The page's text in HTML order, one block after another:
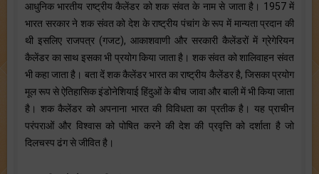
आधुनिक भारतीय राष्ट्रीय कैलेंडर को शक संवत के नाम से जाता है। 1957 में
भारत सरकार ने शक संवत को देश के राष्ट्रीय पंचांग के रूप में मान्यता प्रदान की
थी इसलिए राजपत्र (गजट), आकाशवाणी और सरकारी कैलेंडरों में ग्रेगेरियन
कैलेंडर का साथ इसका भी प्रयोग किया जाता है। शक संवत को शालिवाहन संवत
भी कहा जाता है। बता दें शक कैलेंडर भारत का राष्ट्रीय कैलेंडर है, जिसका प्रयोग
मूल रूप से ऐतिहासिक इंडोनेशियाई हिंदुओं के बीच जावा और बाली में भी किया जाता
है। शक कैलेंडर को अपनाना भारत की विविधता का प्रतीक है। यह प्राचीन
परंपराओं और विश्वास को पोषित करने की देश की प्रवृत्ति को दर्शाता है जो
दिलचस्प ढंग से जीवित है।